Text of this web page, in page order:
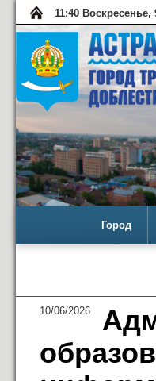
11:40 Воскресенье,
Город
10/06/2026